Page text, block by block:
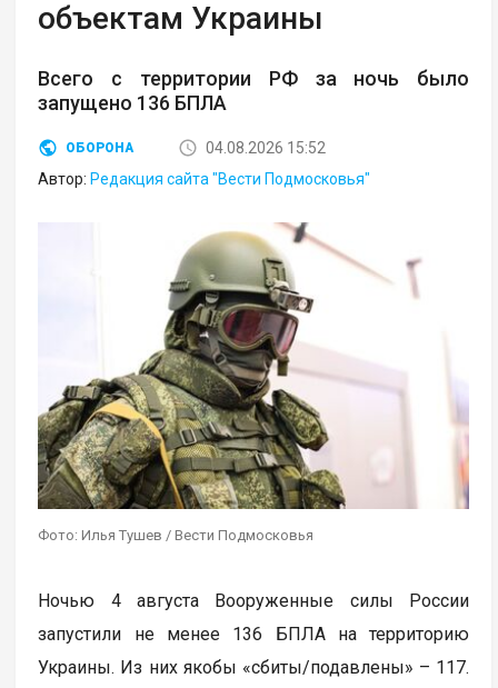
объектам Украины
Всего с территории РФ за ночь было
запущено 136 БПЛА
ОБОРОНА
04.08.2026 15:52
Автор: Редакция сайта "Вести Подмосковья"
Фото: Илья Тушев / Вести Подмосковья
Ночью 4 августа Вооруженные силы России
запустили не менее 136 БПЛА на территорию
Украины. Из них якобы «сбиты/подавлены» – 117.